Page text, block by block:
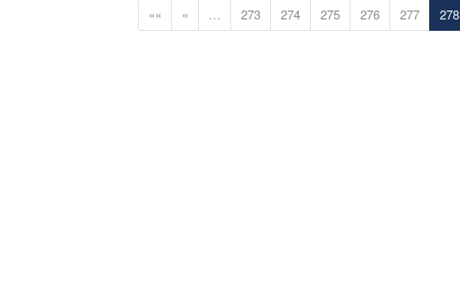
«« « … 273 274 275 276 277 278